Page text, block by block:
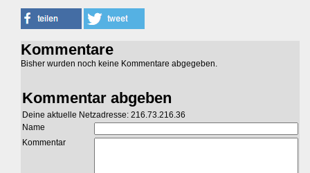
Kommentare
Bisher wurden noch keine Kommentare abgegeben.
Kommentar abgeben
Deine aktuelle Netzadresse: 216.73.216.36
Name
Kommentar